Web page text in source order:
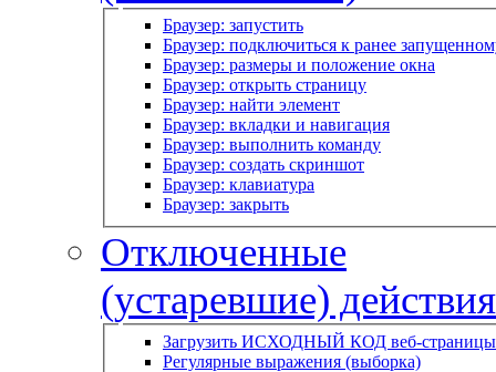
Браузер: запустить
Браузер: подключиться к ранее
Браузер: размеры и положение окна
Браузер: открыть страницу
Браузер: найти элемент
Браузер: вкладки и навигация
Браузер: выполнить команду
Браузер: создать скриншот
Браузер: клавиатура
Браузер: закрыть
Отключенные
(устаревшие) действия
Загрузить ИСХОДНЫЙ КОД веб-страницы
Регулярные выражения (выборка)